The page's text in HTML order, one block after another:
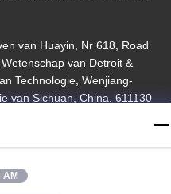
van Huayin, Nr 618, Road
van Detroit &
Technologie, Wenjiang-
van Sichuan, China. 611130
AM